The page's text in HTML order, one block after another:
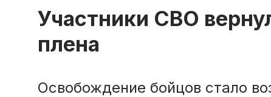
Участники СВО
плена
Освобождение бойцов стало